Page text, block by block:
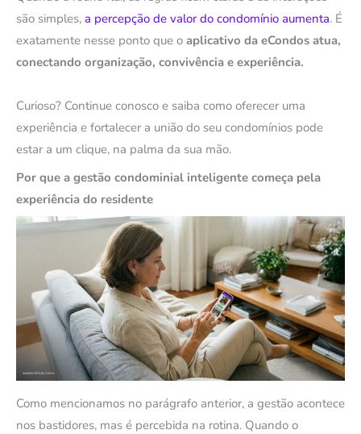
são simples, a percepção de valor do condomínio aumenta. É
exatamente nesse ponto que o aplicativo da eCondos atua,
conectando organização, convivência e experiência.
Curioso? Continue conosco e saiba como oferecer uma
experiência e fortalecer a união do seu condomínios pode
estar a um clique, na palma da sua mão.
Por que a gestão condominial inteligente começa pela
experiência do residente
Como mencionamos no parágrafo anterior, a gestão acontece
nos bastidores, mas é percebida na rotina. Quando o